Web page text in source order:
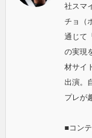
社スマ
チョ（
通じて
の実現
材サイ
出演。
プレが
■コン